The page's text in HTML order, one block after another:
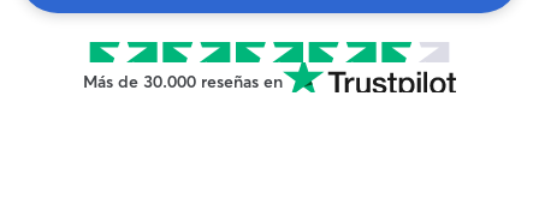
Más de 30.000 reseñas en